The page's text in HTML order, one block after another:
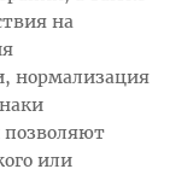
на
нормализация
позволяют
или